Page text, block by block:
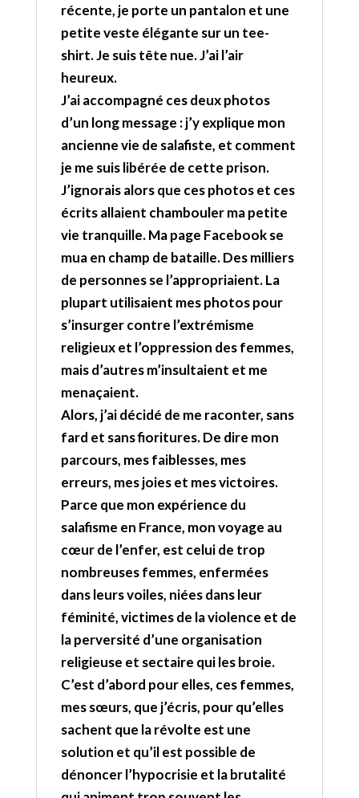
récente, je porte un pantalon et une
petite veste élégante sur un tee-
shirt. Je suis tête nue. J’ai l’air
heureux.
J’ai accompagné ces deux photos
d’un long message : j’y explique mon
ancienne vie de salafiste, et comment
je me suis libérée de cette prison.
J’ignorais alors que ces photos et ces
écrits allaient chambouler ma petite
vie tranquille. Ma page Facebook se
mua en champ de bataille. Des milliers
de personnes se l’appropriaient. La
plupart utilisaient mes photos pour
s’insurger contre l’extrémisme
religieux et l’oppression des femmes,
mais d’autres m’insultaient et me
menaçaient.
Alors, j’ai décidé de me raconter, sans
fard et sans fioritures. De dire mon
parcours, mes faiblesses, mes
erreurs, mes joies et mes victoires.
Parce que mon expérience du
salafisme en France, mon voyage au
cœur de l’enfer, est celui de trop
nombreuses femmes, enfermées
dans leurs voiles, niées dans leur
féminité, victimes de la violence et de
la perversité d’une organisation
religieuse et sectaire qui les broie.
C’est d’abord pour elles, ces femmes,
mes sœurs, que j’écris, pour qu’elles
sachent que la révolte est une
solution et qu’il est possible de
dénoncer l’hypocrisie et la brutalité